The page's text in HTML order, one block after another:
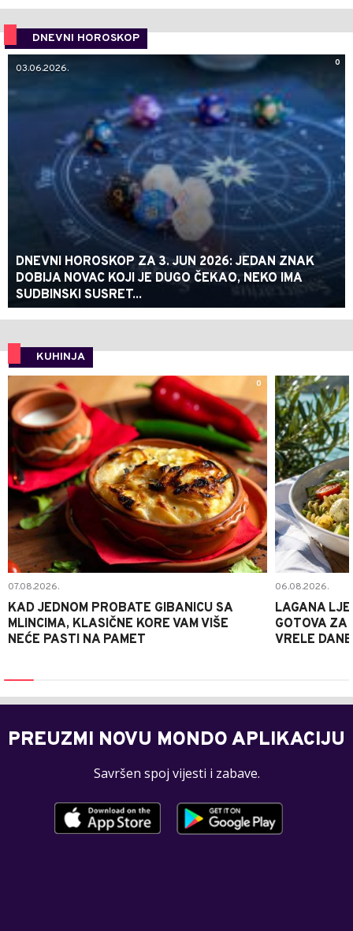
DNEVNI HOROSKOP
0
03.06.2026.
DNEVNI HOROSKOP ZA 3. JUN 2026: JEDAN ZNAK
DOBIJA NOVAC KOJI JE DUGO ČEKAO, NEKO IMA
SUDBINSKI SUSRET...
KUHINJA
0
07.08.2026.
KAD JEDNOM PROBATE GIBANICU SA
MLINCIMA, KLASIČNE KORE VAM VIŠE
NEĆE PASTI NA PAMET
06.08.2026.
LAGANA
GOTOVA ZA
VRELE DANE
PREUZMI NOVU MONDO APLIKACIJU
Savršen spoj vijesti i zabave.